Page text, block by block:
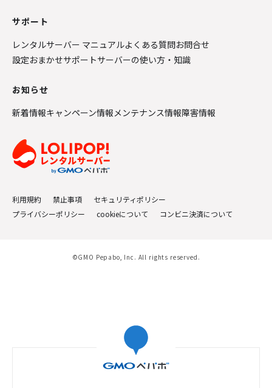
サポート
レンタルサーバー マニュアルよくある質問お問合せ
設定おまかせサポートサーバーの使い方・知識
お知らせ
新着情報キャンペーン情報メンテナンス情報障害情報
利用規約 禁止事項
セキュリティポリシー
プライバシーポリシー
cookieについて コンビニ決済について
©GMO Pepabo, Inc. All rights reserved.